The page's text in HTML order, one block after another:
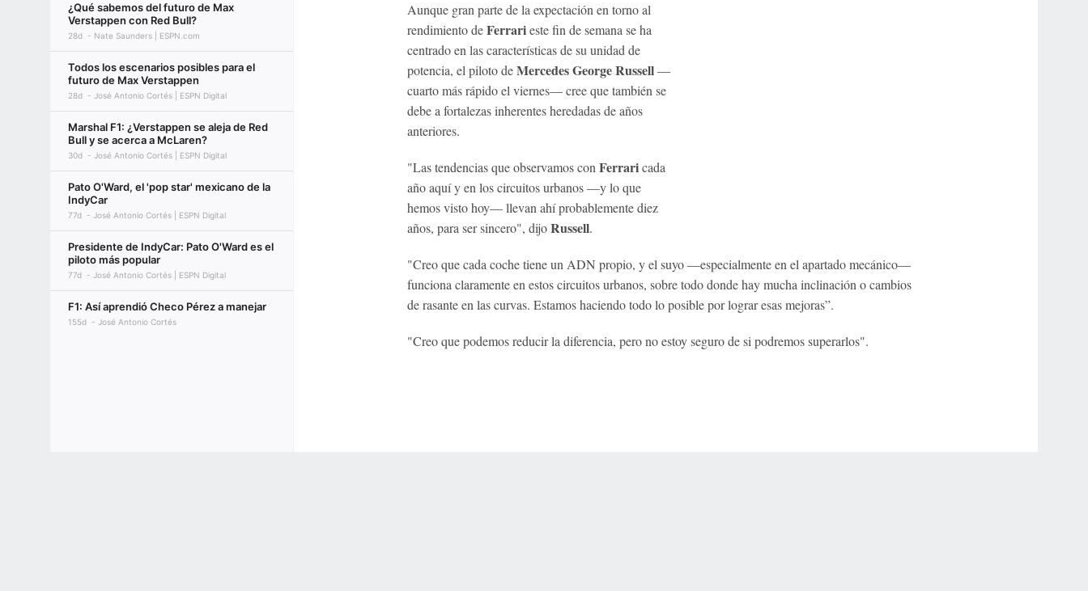
¿Qué sabemos del futuro de Max
Verstappen con Red Bull?
28d Nate Saunders | ESPN.com
Todos los escenarios posibles para el
futuro de Max Verstappen
28d José Antonio Cortés | ESPN Digital
Marshal F1: ¿Verstappen se aleja de Red
Bull y se acerca a McLaren?
30d José Antonio Cortés | ESPN Digital
Pato O'Ward, el 'pop star' mexicano de la
IndyCar
77d José Antonio Cortés | ESPN Digital
Presidente de IndyCar: Pato O'Ward es el
piloto más popular
77d José Antonio Cortés | ESPN Digital
F1: Así aprendió Checo Pérez a manejar
155d José Antonio Cortés
Aunque gran parte de la expectación en torno al
rendimiento deFerrarieste fin de semana se ha
centrado en las características de su unidad de
potencia, el piloto deMercedesGeorge Russell—
cuarto más rápido el viernes— cree que también se
debe a fortalezas inherentes heredadas de años
anteriores.
"Las tendencias que observamos conFerraricada
año aquí y en los circuitos urbanos —y lo que
hemos visto hoy— llevan ahí probablemente diez
años, para ser sincero", dijoRussell.
"Creo que cada coche tiene un ADN propio, y el suyo —especialmente en el apartado mecánico—
funciona claramente en estos circuitos urbanos, sobre todo donde hay mucha inclinación o cambios
de rasante en las curvas. Estamos haciendo todo lo posible por lograr esas mejoras”.
"Creo que podemos reducir la diferencia, pero no estoy seguro de si podremos superarlos".